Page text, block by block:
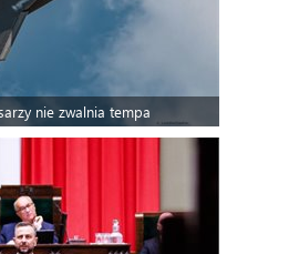
nie zwalnia tempa